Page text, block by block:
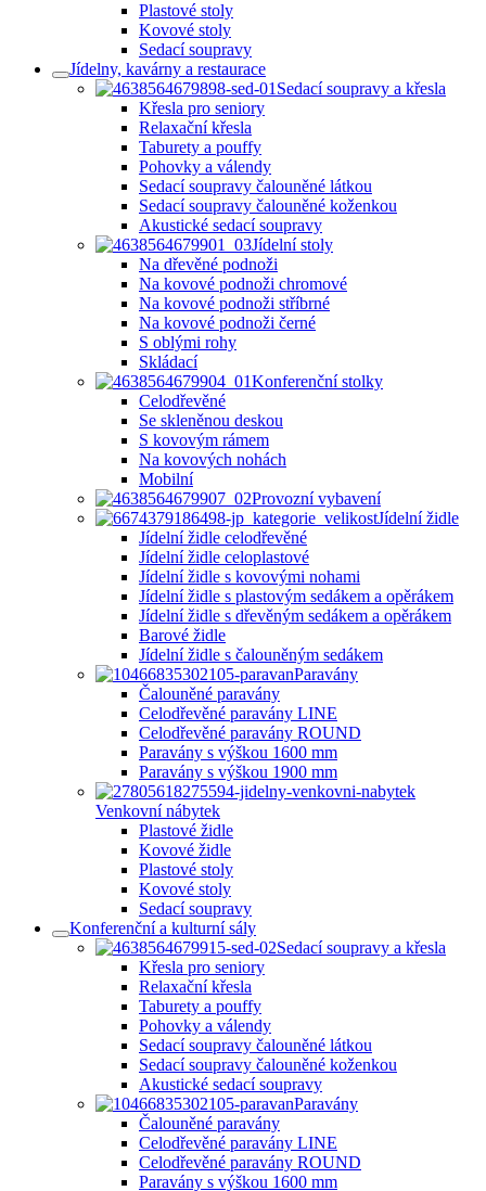
Plastové stoly
Kovové stoly
Sedací soupravy
Jídelny, kavárny a restaurace
Sedací soupravy a křesla
Křesla pro seniory
Relaxační křesla
Taburety a pouffy
Pohovky a válendy
Sedací soupravy čalouněné látkou
Sedací soupravy čalouněné koženkou
Akustické sedací soupravy
Jídelní stoly
Na dřevěné podnoži
Na kovové podnoži chromové
Na kovové podnoži stříbrné
Na kovové podnoži černé
S oblými rohy
Skládací
Konferenční stolky
Celodřevěné
Se skleněnou deskou
S kovovým rámem
Na kovových nohách
Mobilní
Provozní vybavení
Jídelní židle
Jídelní židle celodřevěné
Jídelní židle celoplastové
Jídelní židle s kovovými nohami
Jídelní židle s plastovým sedákem a opěrákem
Jídelní židle s dřevěným sedákem a opěrákem
Barové židle
Jídelní židle s čalouněným sedákem
Paravány
Čalouněné paravány
Celodřevěné paravány LINE
Celodřevěné paravány ROUND
Paravány s výškou 1600 mm
Paravány s výškou 1900 mm
Venkovní nábytek
Plastové židle
Kovové židle
Plastové stoly
Kovové stoly
Sedací soupravy
Konferenční a kulturní sály
Sedací soupravy a křesla
Křesla pro seniory
Relaxační křesla
Taburety a pouffy
Pohovky a válendy
Sedací soupravy čalouněné látkou
Sedací soupravy čalouněné koženkou
Akustické sedací soupravy
Paravány
Čalouněné paravány
Celodřevěné paravány LINE
Celodřevěné paravány ROUND
Paravány s výškou 1600 mm